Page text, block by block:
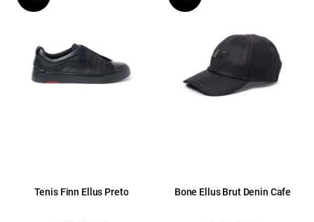
Tenis Finn Ellus Preto Bone Ellus Brut Denin Cafe